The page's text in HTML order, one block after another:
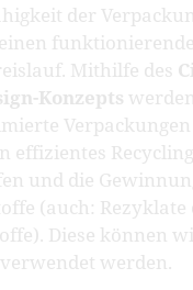
der
Mithilfe des
Konzepts werden
effizientes
und die
(auch: Rezyklate
Diese können
werden.